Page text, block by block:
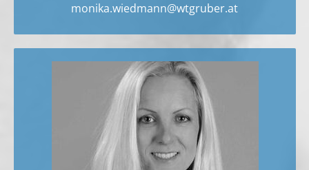
monika.wiedmann@wtgruber.at